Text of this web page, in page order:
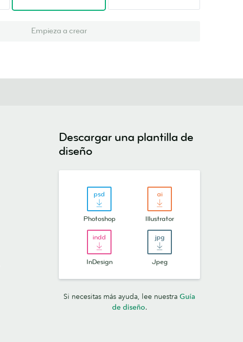
Empieza a crear
Descargar una plantilla de
diseño
Photoshop Illustrator
InDesign Jpeg
Si necesitas más ayuda, lee nuestra Guía
de diseño.